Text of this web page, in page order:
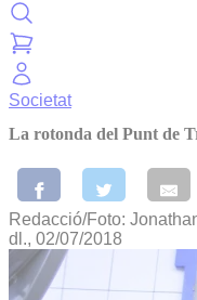
Societat
La rotonda del Punt de
Redacció/Foto:
dl., 02/07/2018